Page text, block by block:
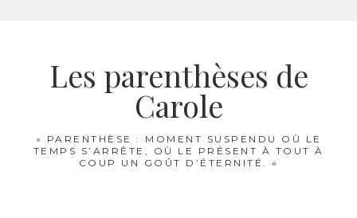
Les parenthèses de
Carole
« PARENTHÈSE : MOMENT SUSPENDU OÙ LE
TEMPS S’ARRÊTE, OÙ LE PRÉSENT À TOUT À
COUP UN GOÛT D’ÉTERNITÉ. »